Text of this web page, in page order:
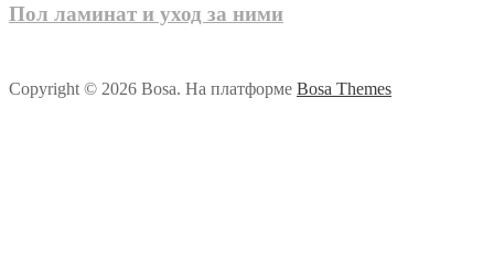
Пол ламинат и уход за ними
Copyright © 2026 Bosa. На платформе Bosa Themes